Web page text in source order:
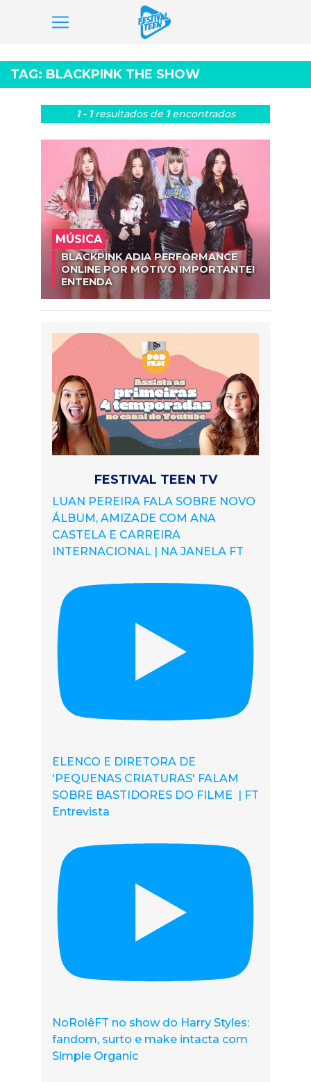
para
o
conteúdo
TAG: BLACKPINK THE SHOW
1 - 1resultados de 1encontrados
MÚSICA
BLACKPINK ADIA PERFORMANCE
ONLINE POR MOTIVO IMPORTANTE!
ENTENDA
FESTIVAL TEEN TV
LUAN PEREIRA FALA SOBRE NOVO
ÁLBUM, AMIZADE COM ANA
CASTELA E CARREIRA
INTERNACIONAL | NA JANELA FT
ELENCO E DIRETORA DE
'PEQUENAS CRIATURAS' FALAM
SOBRE BASTIDORES DO FILME | FT
Entrevista
NoRolêFT no show do Harry Styles:
fandom, surto e make intacta com
Simple Organic